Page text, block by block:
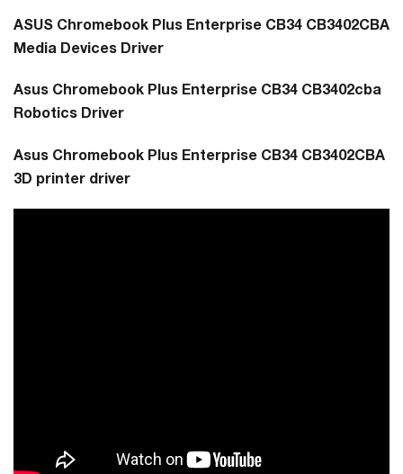
ASUS Chromebook Plus Enterprise CB34 CB3402CBA
Media Devices Driver
Asus Chromebook Plus Enterprise CB34 CB3402cba
Robotics Driver
Asus Chromebook Plus Enterprise CB34 CB3402CBA
3D printer driver